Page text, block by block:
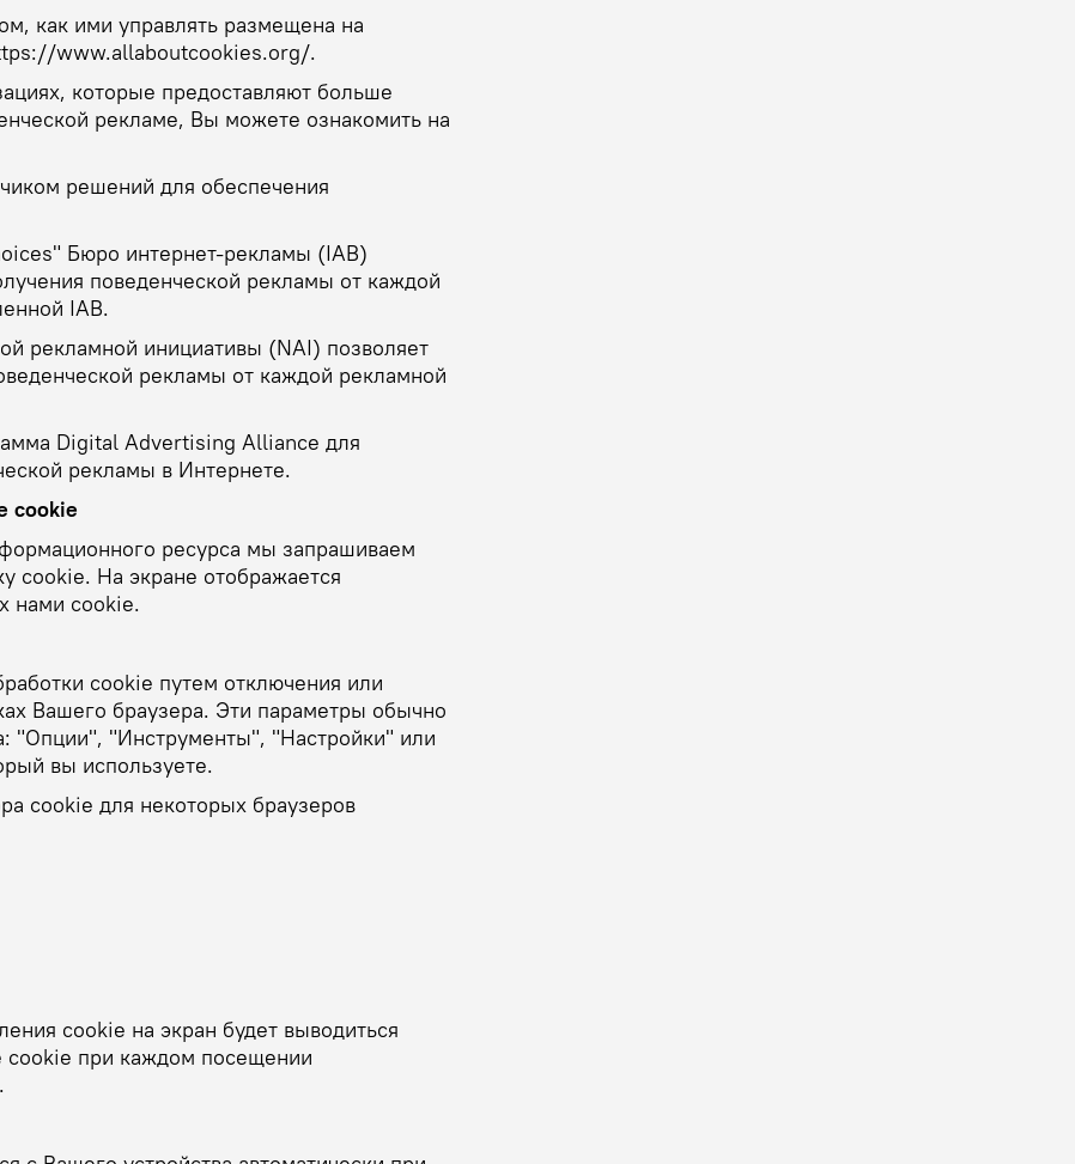
как ими управлять размещена на
www.allaboutcookies.org/.
которые предоставляют больше
рекламе, Вы можете ознакомить на
решений для обеспечения
Бюро интернет-рекламы (IAB)
поведенческой рекламы от каждой
IAB.
рекламной инициативы (NAI) позволяет
рекламы от каждой рекламной
Digital Advertising Alliance для
рекламы в Интернете.
cookie
ресурса мы запрашиваем
cookie. На экране отображается
нами cookie.
cookie путем отключения или
Вашего браузера. Эти параметры обычно
"Опции", "Инструменты", "Настройки" или
вы используете.
cookie для некоторых браузеров
cookie на экран будет выводиться
cookie при каждом посещении